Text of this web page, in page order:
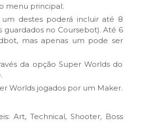
menu principal;
um destes poderá incluir até 8
no Coursebot). Até 6
mas apenas um pode ser
da opção Super Worlds do
Worlds jogados por um Maker.
Art, Technical, Shooter, Boss